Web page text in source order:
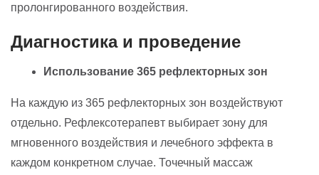
пролонгированного воздействия.
Диагностика и проведение
Использование 365 рефлекторных зон
На каждую из 365 рефлекторных зон воздействуют
отдельно. Рефлексотерапевт выбирает зону для
мгновенного воздействия и лечебного эффекта в
каждом конкретном случае. Точечный массаж